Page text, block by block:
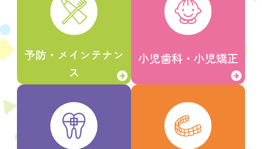
予防・ メインテナン
ス
小児歯科・ 小児矯正